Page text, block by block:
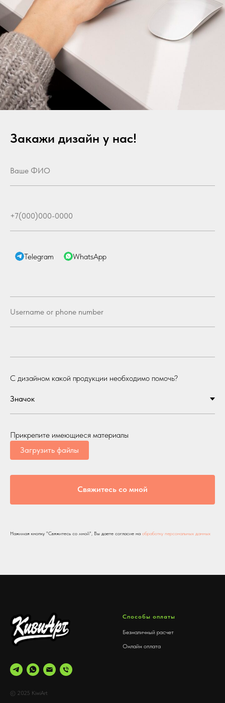
Закажи дизайн у нас!
Telegram WhatsApp
С дизайном какой продукции необходимо помочь?
Прикрепите имеющиеся материалы
Загрузить файлы
Свяжитесь со мной
Нажимая кнопку "Свяжитесь со мной", Вы даете согласие на обработку персональных данных
© 2025 KiwiArt
Способы оплаты
Безналичный расчет
Онлайн оплата